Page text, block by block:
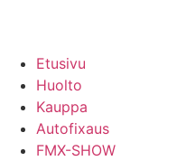
Etusivu
Huolto
Kauppa
Autofixaus
FMX-SHOW